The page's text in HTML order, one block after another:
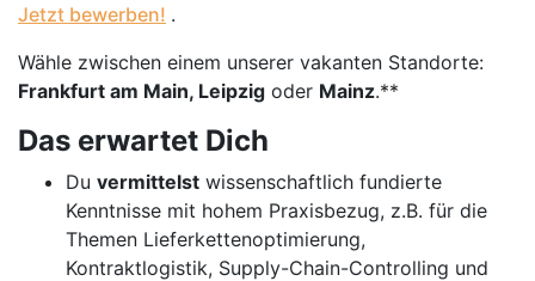
Jetzt bewerben! .
Wähle zwischen einem unserer vakanten Standorte:
Frankfurt am Main, Leipzig oder Mainz.**
Das erwartet Dich
Du vermittelst wissenschaftlich fundierte
Kenntnisse mit hohem Praxisbezug, z.B. für die
Themen Lieferkettenoptimierung,
Kontraktlogistik, Supply-Chain-Controlling und